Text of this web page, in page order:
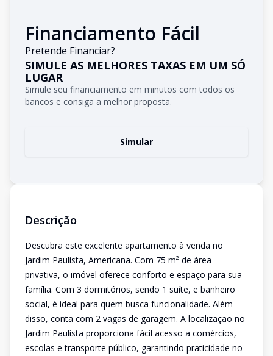
Financiamento Fácil
Pretende Financiar?
SIMULE AS MELHORES TAXAS EM UM SÓ
LUGAR
Simule seu financiamento em minutos com todos os
bancos e consiga a melhor proposta.
Simular
Descrição
Descubra este excelente apartamento à venda no
Jardim Paulista, Americana. Com 75 m² de área
privativa, o imóvel oferece conforto e espaço para sua
família. Com 3 dormitórios, sendo 1 suíte, e banheiro
social, é ideal para quem busca funcionalidade. Além
disso, conta com 2 vagas de garagem. A localização no
Jardim Paulista proporciona fácil acesso a comércios,
escolas e transporte público, garantindo praticidade no